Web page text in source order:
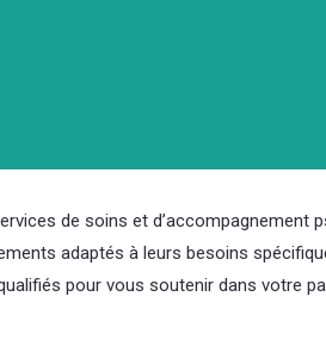
de soins et
adaptés à leurs besoins
pour vous soutenir dans votre